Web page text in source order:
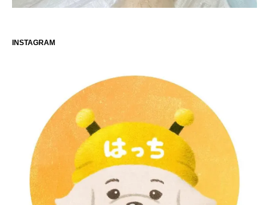
INSTAGRAM